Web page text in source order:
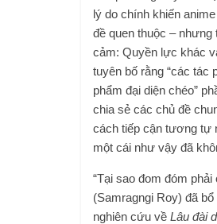
lý do chính khiến
đề quen thuộc –
cảm: Quyền lực khác
tuyên bố rằng “các tác
phẩm đại diện chéo”
chia sẻ các chủ đề
cách tiếp cận tương tự
một cái như vậy đã
“Tại sao đom đóm
(Samragngi Roy) đã
nghiên cứu về Lâu đài